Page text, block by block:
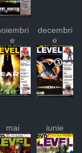
e
decembri
e
mai iunie